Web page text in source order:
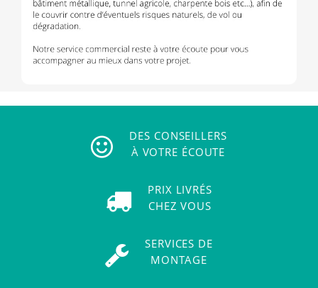
DES CONSEILLERS
À VOTRE ÉCOUTE
PRIX LIVRÉS
CHEZ VOUS
SERVICES DE
MONTAGE